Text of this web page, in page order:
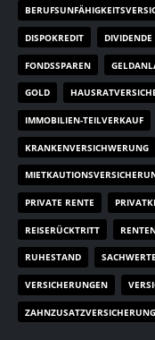
DISPOKREDIT DIVIDENDE
FONDSSPAREN
GOLD
IMMOBILIEN-TEILVERKAUF
KRANKENVERSICHWERUNG
PRIVATE RENTE
REISERÜCKTRITT
RUHESTAND SACHWERTE
VERSICHERUNGEN
ZAHNZUSATZVERSICHERUNG